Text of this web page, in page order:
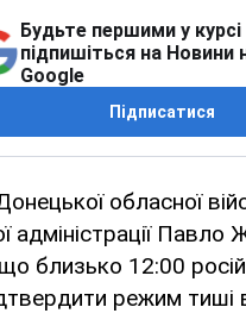
Будьте першими у
підпишіться на Новини
Google
Підписатися
обласної
адміністрації Павло
близько 12:00
режим тиші в